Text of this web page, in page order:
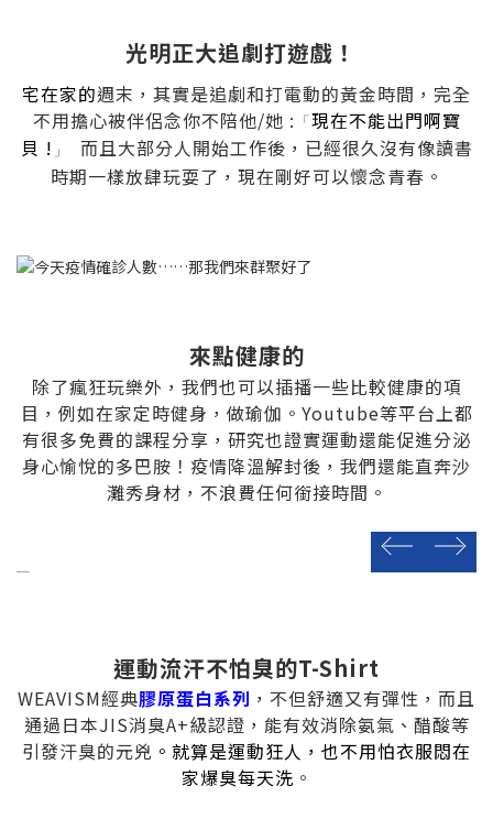
光明正大追劇打遊戲！
宅在家的週末，其實是追劇和打電動的黃金時間，完全
不用擔心被伴侶念你不陪他/她 : 「 現在不能出門啊寶
貝 ! 」
而且大部分人開始工作後，已經很久沒有像讀書
時期一樣放肆玩耍了，現在剛好可以懷念青春。
來點健康的
除了瘋狂玩樂外，我們也可以插播一些比較健康的項
目，例如在家定時健身，做瑜伽。Youtube等平台上都
有很多免費的課程分享，研究也證實運動還能促進分泌
身心愉悅的多巴胺！疫情降溫解封後，我們還能直奔沙
灘秀身材，不浪費任何銜接時間。
prev next
運動流汗不怕臭的T-Shirt
WEAVISM經典膠原蛋白系列 ，不但舒適又有彈性，而且
通過日本JIS消臭A+級認證，能有效消除氨氣、醋酸等
引發汗臭的元兇 。就算是運動狂人，也不用怕衣服悶在
家爆臭每天洗 。